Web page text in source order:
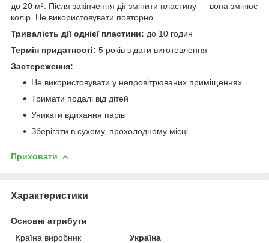
до 20 м². Після закінчення дії змінити пластину — вона змінює
колір. Не використовувати повторно.
Тривалість дії однієї пластини: до 10 годин
Термін придатності: 5 років з дати виготовлення
Застереження:
Не використовувати у непровітрюваних приміщеннях
Тримати подалі від дітей
Уникати вдихання парів
Зберігати в сухому, прохолодному місці
Приховати
Характеристики
Основні атрибути
Країна виробник
Україна